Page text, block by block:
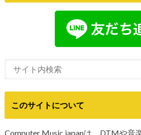
Computer Music japanは、DTMや音
や、新製品のニュースなどを発信し
問い合わせや、個人情報・広告につ